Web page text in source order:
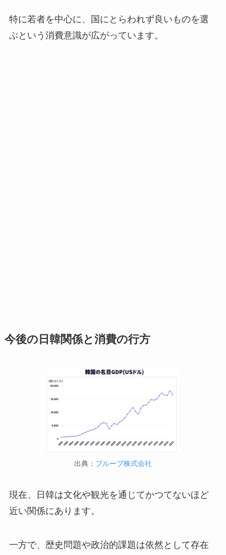
特に若者を中心に、国にとらわれず良いものを選
ぶという消費意識が広がっています。
今後の日韓関係と消費の行方
出典： プルーブ株式会社
現在、日韓は文化や観光を通じてかつてないほど
近い関係にあります。
一方で、歴史問題や政治的課題は依然として存在